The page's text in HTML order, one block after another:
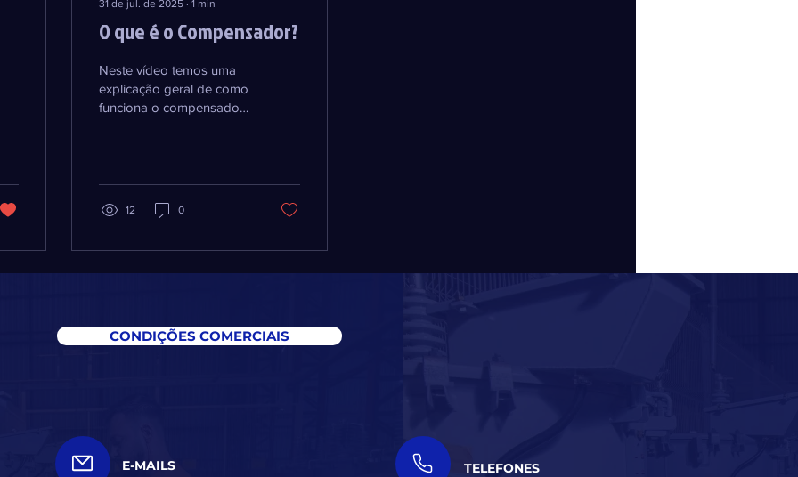
31 de jul. de 2025 ∙ 1 min
O que é o Compensador?
Neste vídeo temos uma
explicação geral de como
funciona o compensador
12 0
CONDIÇÕES COMERCIAIS
E-MAILS TELEFONES